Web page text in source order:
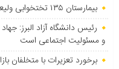
بیمارستان ۱۳۵ تختخوابی ولیعصر کمالشهر در آستانه بهره‌برداری کامل
رئیس دانشگاه آزاد البرز:
و مسئولیت اجتماعی است
برخورد تعزیرات با متخلفان بازار املاک